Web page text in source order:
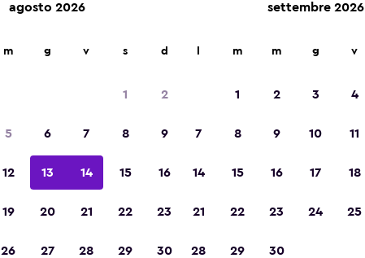
agosto 2026
m g v s d
1 2
5 6 7 8 9
12 13 14 15 16
19 20 21 22 23
26 27 28 29 30
settembre 2026
m m g v
1 2 3 4
7 8 9 10 11
14 15 16 17 18
21 22 23 24 25
28 29 30